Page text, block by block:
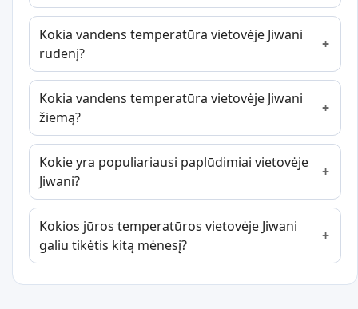
Kokia vandens temperatūra vietovėje Jiwani
rudenį?
Kokia vandens temperatūra vietovėje Jiwani
žiemą?
Kokie yra populiariausi paplūdimiai vietovėje
Jiwani?
Kokios jūros temperatūros vietovėje Jiwani
galiu tikėtis kitą mėnesį?